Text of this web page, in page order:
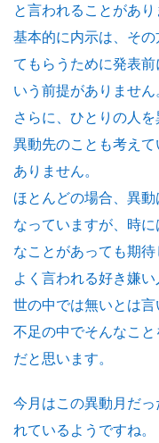
と言われることがあり
基本的に内示は、そ
てもらうために発表
いう前提がありません
さらに、ひとりの人
異動先のことも考え
ありません。
ほとんどの場合、異
なっていますが、時
なことがあっても期待
よく言われる好き嫌い
世の中では無いとは
不足の中でそんなこ
だと思います。
今月はこの異動月だ
れているようですね。